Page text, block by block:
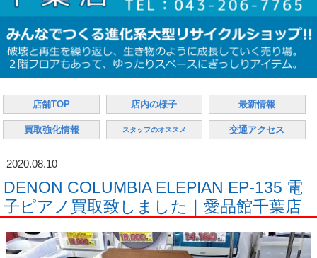
店舗TOP 店内の様子 最新情報
買取強化情報 スタッフのオススメ 交通アクセス
2020.08.10
DENON COLUMBIA ELEPIAN EP-135 電
子ピアノ買取致しました｜愛品館千葉店